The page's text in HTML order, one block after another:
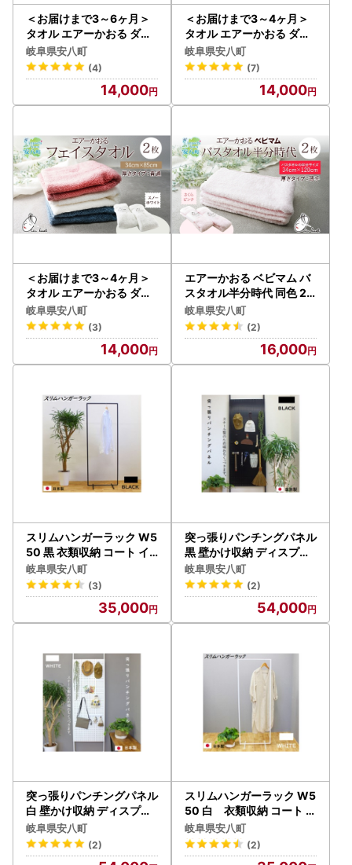
＜お届けまで3～6ヶ月＞
タオル エアーかおる ダデ
ィボーイ フェイスタオル
マウンテンブルー 2枚 セ
ット 34×85cm 日本製 綿1
00％ 柔らか 軽い スーパ
ーZERO 吸水速乾 送料無
岐阜県安八町
(4)
14,000
＜お届けまで3～4ヶ月＞
タオル エアーかおる ダデ
ィボーイ フェイスタオル
コーラルピンク 2枚 セッ
ト 34×85cm 日本製 綿10
0％ 柔らか 軽い スーパーZ
ERO 吸水速乾 送料無料 浅
岐阜県安八町
(7)
14,000
＜お届けまで3～4ヶ月＞
タオル エアーかおる ダデ
ィボーイ フェイスタオル
スノーホワイト 2枚 セッ
ト 34×85cm 日本製 綿10
0％ 柔らか 軽い スーパーZ
ERO 吸水速乾 送料無料 浅
岐阜県安八町
(3)
14,000
エアーかおる ベビマム バ
スタオル半分時代 同色 2
枚 セット さくらピンク タ
オル 34×120cm 日本製 綿
100％ 柔らか 軽い スーパ
ーZERO 吸水速乾 送料無
料 浅野撚糸 岐阜県 安八町
岐阜県安八町
(2)
16,000
スリムハンガーラック W5
50 黒 衣類収納 コート イ
ンテリア 洋服収納 組み立
て必要
岐阜県安八町
(3)
35,000
突っ張りパンチングパネル
黒 壁かけ収納 ディスプレ
イ パーテーション インテ
リア 壁に設置 スチール製
岐阜県安八町
(2)
54,000
突っ張りパンチングパネル
白 壁かけ収納 ディスプレ
イ パーテーション インテ
リア 壁に設置 スチール製
岐阜県安八町
(2)
スリムハンガーラック W5
50 白 衣類収納 コート イ
ンテリア 洋服収納 組み立
て必要
岐阜県安八町
(2)